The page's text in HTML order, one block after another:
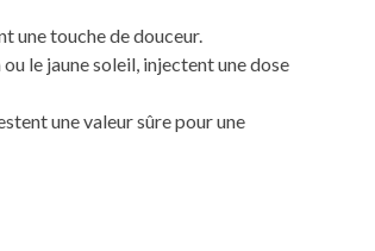
une touche de douceur.
le jaune soleil, injectent une dose
une valeur sûre pour une